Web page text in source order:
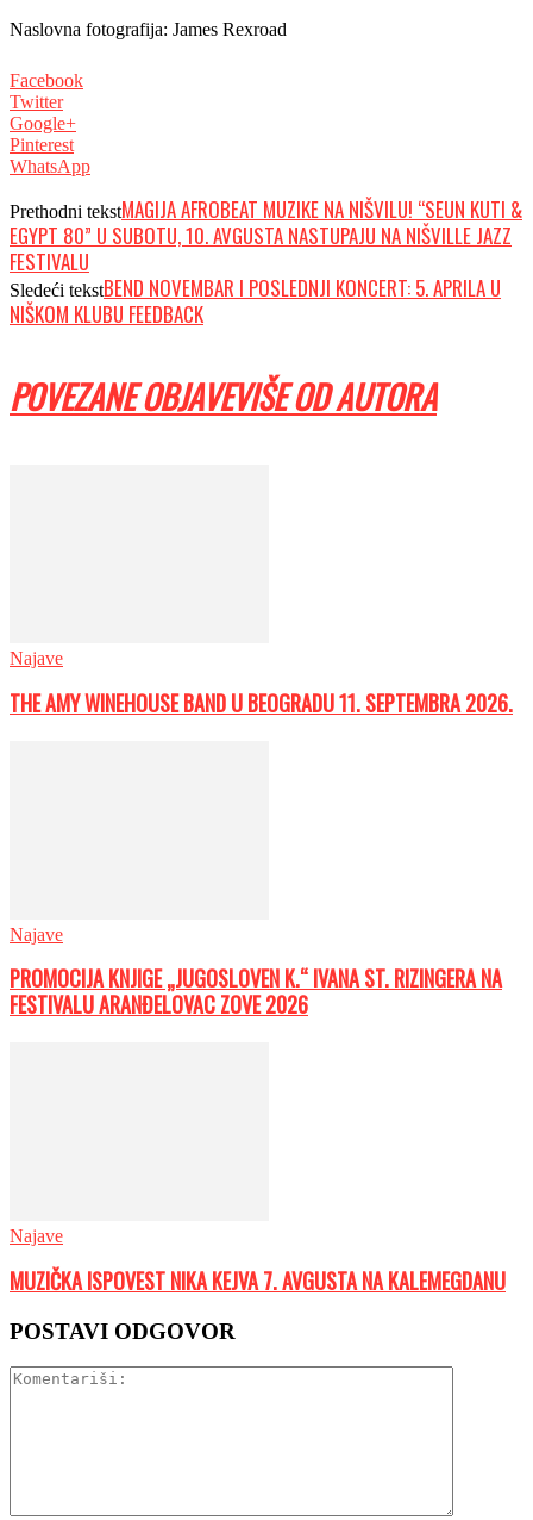
Naslovna fotografija: James Rexroad
Facebook
Twitter
Google+
Pinterest
WhatsApp
Prethodni tekstMAGIJA AFROBEAT MUZIKE NA NIŠVILU! “SEUN KUTI &
EGYPT 80” U SUBOTU, 10. AVGUSTA NASTUPAJU NA NIŠVILLE JAZZ
FESTIVALU
Sledeći tekstBEND NOVEMBAR I POSLEDNJI KONCERT: 5. APRILA U
NIŠKOM KLUBU FEEDBACK
POVEZANE OBJAVEVIŠE OD AUTORA
Najave
THE AMY WINEHOUSE BAND U BEOGRADU 11. SEPTEMBRA 2026.
Najave
PROMOCIJA KNJIGE „JUGOSLOVEN K.“ IVANA ST. RIZINGERA NA
FESTIVALU ARANĐELOVAC ZOVE 2026
Najave
MUZIČKA ISPOVEST NIKA KEJVA 7. AVGUSTA NA KALEMEGDANU
POSTAVI ODGOVOR